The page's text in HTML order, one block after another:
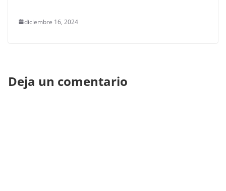
diciembre 16, 2024
Deja un comentario